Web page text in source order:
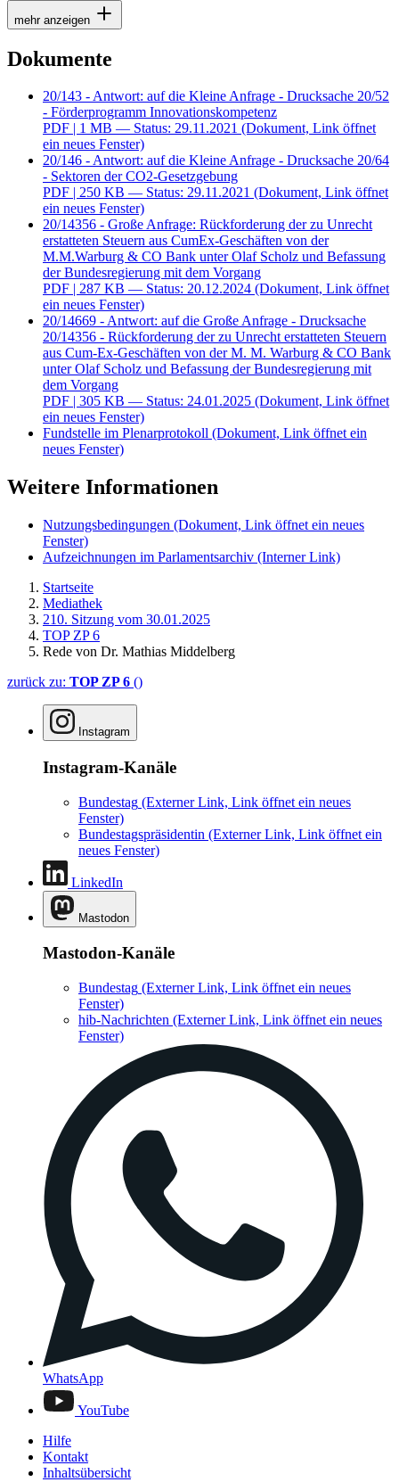
mehr anzeigen
Dokumente
20/143 - Antwort: auf die Kleine Anfrage - Drucksache 20/52
- Förderprogramm Innovationskompetenz
PDF | 1 MB — Status: 29.11.2021 (Dokument, Link öffnet
ein neues Fenster)
20/146 - Antwort: auf die Kleine Anfrage - Drucksache 20/64
- Sektoren der CO2-Gesetzgebung
PDF | 250 KB — Status: 29.11.2021 (Dokument, Link öffnet
ein neues Fenster)
20/14356 - Große Anfrage: Rückforderung der zu Unrecht
erstatteten Steuern aus CumEx-Geschäften von der
M.M.Warburg & CO Bank unter Olaf Scholz und Befassung
der Bundesregierung mit dem Vorgang
PDF | 287 KB — Status: 20.12.2024 (Dokument, Link öffnet
ein neues Fenster)
20/14669 - Antwort: auf die Große Anfrage - Drucksache
20/14356 - Rückforderung der zu Unrecht erstatteten Steuern
aus Cum-Ex-Geschäften von der M. M. Warburg & CO Bank
unter Olaf Scholz und Befassung der Bundesregierung mit
dem Vorgang
PDF | 305 KB — Status: 24.01.2025 (Dokument, Link öffnet
ein neues Fenster)
Fundstelle im Plenarprotokoll (Dokument, Link öffnet ein
neues Fenster)
Weitere Informationen
Nutzungsbedingungen (Dokument, Link öffnet ein neues
Fenster)
Aufzeichnungen im Parlamentsarchiv (Interner Link)
Startseite
Mediathek
210. Sitzung vom 30.01.2025
TOP ZP 6
Rede von Dr. Mathias Middelberg
zurück zu: TOP ZP 6 ()
Instagram
Instagram-Kanäle
Bundestag (Externer Link, Link öffnet ein neues
Fenster)
Bundestagspräsidentin (Externer Link, Link öffnet ein
neues Fenster)
LinkedIn
Mastodon
Mastodon-Kanäle
Bundestag (Externer Link, Link öffnet ein neues
Fenster)
hib-Nachrichten (Externer Link, Link öffnet ein neues
Fenster)
WhatsApp
YouTube
Hilfe
Kontakt
Inhaltsübersicht